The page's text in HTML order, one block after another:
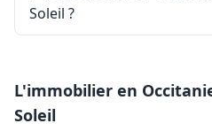
Soleil ?
L'immobilier en
Soleil